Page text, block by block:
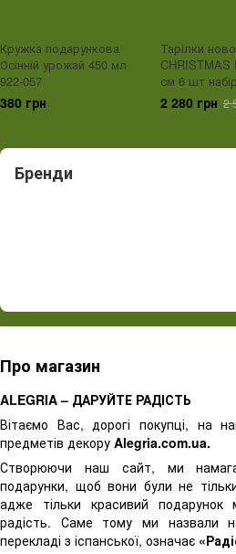
Кружка подарункова
Осінній урожай 450 мл
922-057
380 грн
Тарілки
CHRISTMAS
см 6 шт набір
2 280 грн 2
Бренди
Про магазин
ALEGRIA – ДАРУЙТЕ РАДІСТЬ
Вітаємо Вас, дорогі покупці, на
предметів декору Alegria.com.ua.
Створюючи наш сайт, ми
подарунки, щоб вони були не
адже тільки красивий
радість. Саме тому ми назвали
перекладі з іспанської, означає